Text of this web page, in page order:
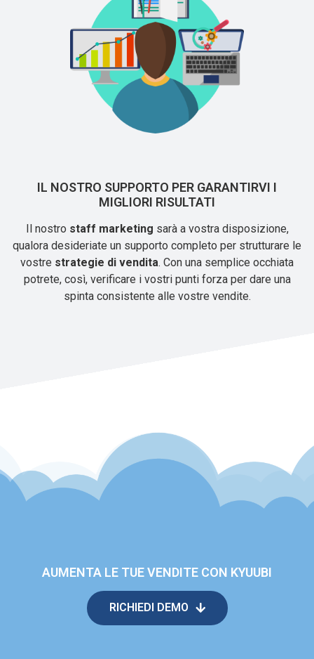
IL NOSTRO SUPPORTO PER GARANTIRVI I
MIGLIORI RISULTATI
Il nostro staff marketing sarà a vostra disposizione,
qualora desideriate un supporto completo per strutturare le
vostre strategie di vendita. Con una semplice occhiata
potrete, così, verificare i vostri punti forza per dare una
spinta consistente alle vostre vendite.
AUMENTA LE TUE VENDITE CON KYUUBI
RICHIEDI DEMO